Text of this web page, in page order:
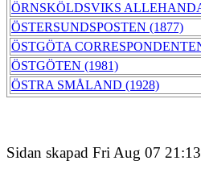
ÖRNSKÖLDSVIKS
ÖSTERSUNDSPOSTEN (1877)
ÖSTGÖTA
ÖSTGÖTEN (1981)
ÖSTRA SMÅLAND (1928)
Sidan skapad Fri Aug 07